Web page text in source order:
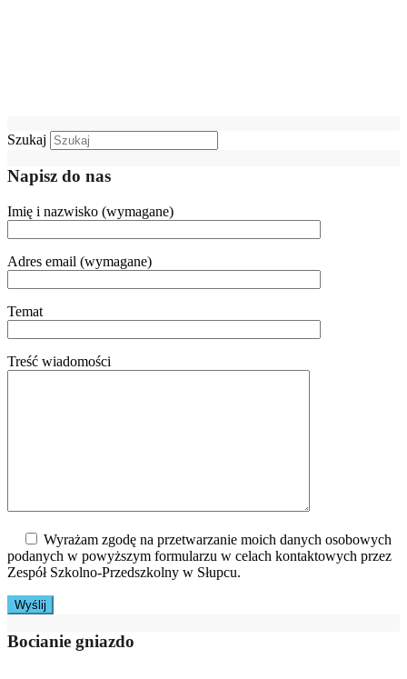
Szukaj
Napisz do nas
Imię i nazwisko (wymagane)
Adres email (wymagane)
Temat
Treść wiadomości
Wyrażam zgodę na przetwarzanie moich danych osobowych
podanych w powyższym formularzu w celach kontaktowych przez
Zespół Szkolno-Przedszkolny w Słupcu.
Bocianie gniazdo